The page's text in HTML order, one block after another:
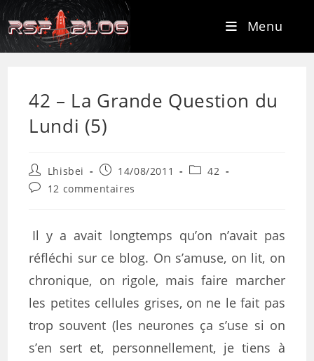
Menu
42 – La Grande Question du
Lundi (5)
Lhisbei 14/08/2011
42
12 commentaires
Il y a avait longtemps qu’on n’avait pas
réfléchi sur ce blog. On s’amuse, on lit, on
chronique, on rigole, mais faire marcher
les petites cellules grises, on ne le fait pas
trop souvent (les neurones ça s’use si on
s’en sert et, personnellement, je tiens à